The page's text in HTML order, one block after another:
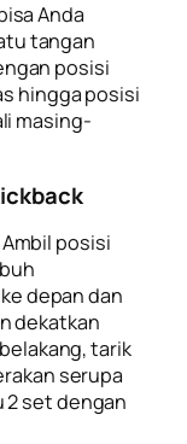
Anda
tangan
posisi
hingga posisi
masing-
Ambil posisi
depan dan
dekatkan
tarik
serupa
2 set dengan